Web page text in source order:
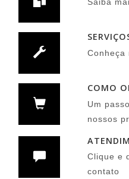
Conheça
COMO
Um
nossos
Clique e
contato